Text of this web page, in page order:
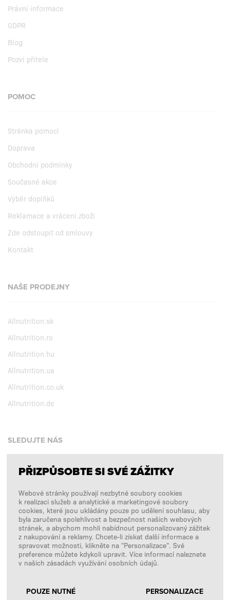
Právní informace
GDPR
Blog
Pozvi přítele
POMOC
Stránka pomoci
Doprava
Obchodní podmínky
Současné akce
Výběr doplňků
Reklamace a vrácení zboží
Zde odstoupit od smlouvy
Kontakt
NAŠE PRODEJNY
Allnutrition.sk
Allnutrition.ro
Allnutrition.hu
Allnutrition.ua
Allnutrition.co.uk
Allnutrition.de
SLEDUJTE NÁS
Facebook
Instagram
Copyright © 2026SFD S. A.
PLATBY ZPRACOVÁVÁ
PŘIZPŮSOBTE SI SVÉ ZÁŽITKY
Webové stránky používají nezbytné soubory cookies
k realizaci služeb a analytické a marketingové soubory
cookies, které jsou ukládány pouze po udělení souhlasu, aby
byla zaručena spolehlivost a bezpečnost našich webových
stránek, a abychom mohli nabídnout personalizovaný zážitek
z nakupování a reklamy. Chcete-li získat další informace a
spravovat možnosti, klikněte na "Personalizace". Své
preference můžete kdykoli upravit. Více informací naleznete
v našich zásadách využívání osobních údajů.
POUZE NUTNÉ PERSONALIZACE